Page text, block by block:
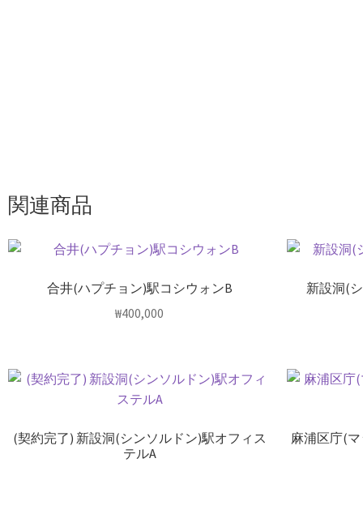
関連商品
合井(ハプチョン)駅コシウォンB
₩400,000
新設洞(
(契約完了) 新設洞(シンソルドン)駅オフィス
テルA
麻浦区庁(